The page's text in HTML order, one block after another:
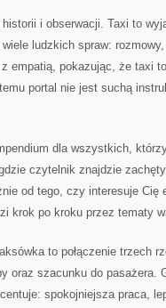
i obserwacji. Taxi to
ludzkich spraw:
empatią, pokazując, że taxi
portal nie jest suchą
dla wszystkich,
czytelnik znajdzie
od tego, czy interesuje Cię
krok po kroku przez tematy
to połączenie trzech
oraz szacunku do pasażera.
spokojniejsza praca,